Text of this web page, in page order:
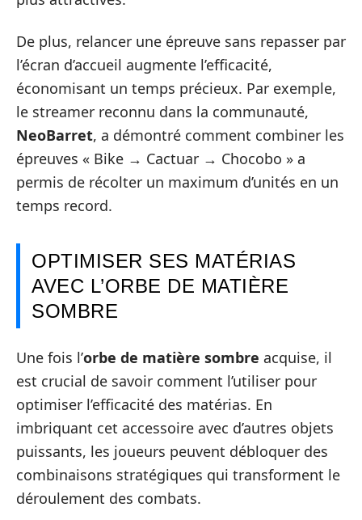
De plus, relancer une épreuve sans repasser par
l’écran d’accueil augmente l’efficacité,
économisant un temps précieux. Par exemple,
le streamer reconnu dans la communauté,
NeoBarret, a démontré comment combiner les
épreuves « Bike → Cactuar → Chocobo » a
permis de récolter un maximum d’unités en un
temps record.
OPTIMISER SES MATÉRIAS
AVEC L’ORBE DE MATIÈRE
SOMBRE
Une fois l’orbe de matière sombre acquise, il
est crucial de savoir comment l’utiliser pour
optimiser l’efficacité des matérias. En
imbriquant cet accessoire avec d’autres objets
puissants, les joueurs peuvent débloquer des
combinaisons stratégiques qui transforment le
déroulement des combats.